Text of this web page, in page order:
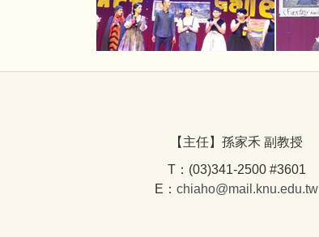
【主任】孫家禾 副教授
T：(03)341-2500 #3601
E： chiaho@mail.knu.edu.tw